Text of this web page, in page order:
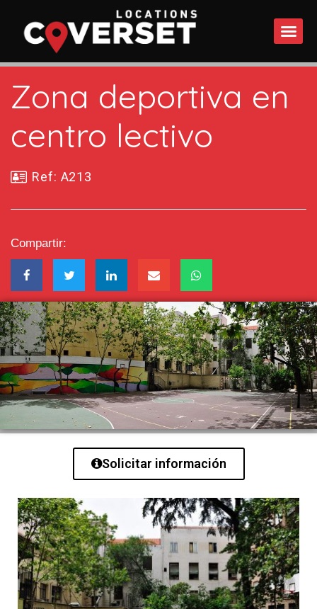
Zona deportiva en
centro lectivo
Ref: A213
Compartir:
Solicitar información